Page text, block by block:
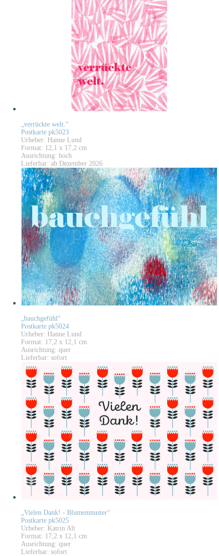
„verrückte welt.“
Postkarte pk5023
Urheber: Hanne Lund
Format: 12,1 x 17,2 cm
Ausrichtung: hoch
Lieferbar: ab Dezember 2026
„bauchgefühl“
Postkarte pk5024
Urheber: Hanne Lund
Format: 17,2 x 12,1 cm
Ausrichtung: quer
Lieferbar: sofort
„Vielen Dank! - Blumenmuster“
Postkarte pk5025
Urheber: Katrin Alt
Format: 17,2 x 12,1 cm
Ausrichtung: quer
Lieferbar: sofort